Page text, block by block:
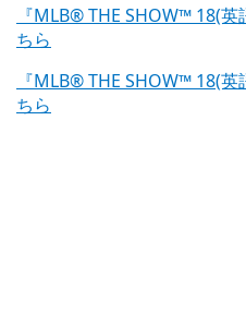
『MLB® THE SHOW™ 18(
ちら
『MLB® THE SHOW™ 18(
ちら